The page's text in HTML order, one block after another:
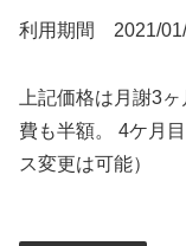
利用期間 2021/
上記価格は月謝3
費も半額。 4ケ月
ス変更は可能）